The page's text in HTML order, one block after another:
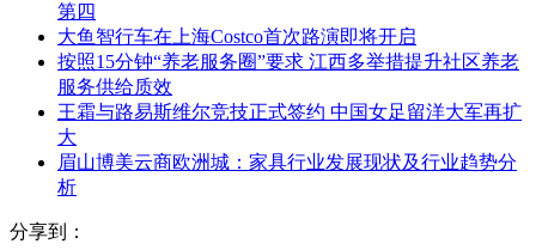
第四
大鱼智行车在上海Costco首次路演即将开启
按照15分钟“养老服务圈”要求 江西多举措提升社区养老
服务供给质效
王霜与路易斯维尔竞技正式签约 中国女足留洋大军再扩
大
眉山博美云商欧洲城：家具行业发展现状及行业趋势分
析
分享到：